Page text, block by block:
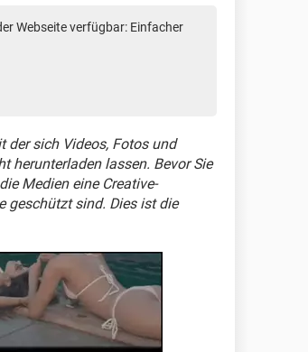
Webseite verfügbar: Einfacher
der sich Videos, Fotos und
herunterladen lassen. Bevor Sie
Medien eine Creative-
geschützt sind. Dies ist die